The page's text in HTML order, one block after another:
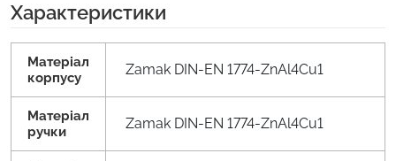
Характеристики
Матеріал
корпусу
Zamak DIN-EN 1774-ZnAl4Cu1
Матеріал
ручки
Zamak DIN-EN 1774-ZnAl4Cu1